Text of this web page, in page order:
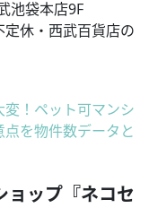
池袋本店9F
休・西武百貨店の
！ペット可マンシ
を物件数データと
ョップ『ネコセ